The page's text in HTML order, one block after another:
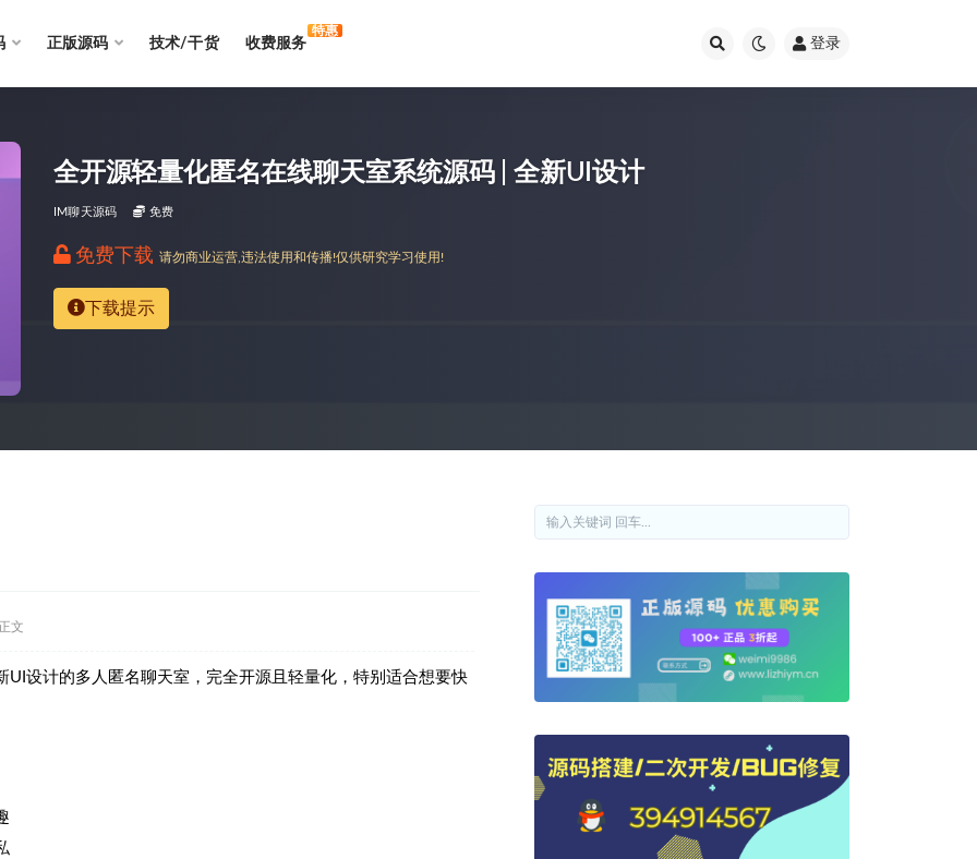
正版源码 技术/干货 收费服务
特惠
登录
全开源轻量化匿名在线聊天室系统源码 | 全新UI设计
IM聊天源码 免费
免费下载 请勿商业运营,违法使用和传播!仅供研究学习使用!
下载提示
文
设计的多人匿名聊天室，完全开源且轻量化，特别适合想要快